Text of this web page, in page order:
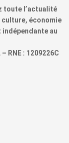
toute l’actualité
économie
indépendante au
RNE : 1209226C